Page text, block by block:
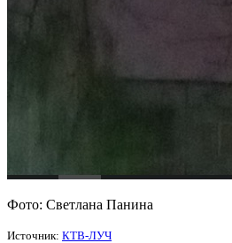
Фото: Светлана Панина
Источник: КТВ-ЛУЧ